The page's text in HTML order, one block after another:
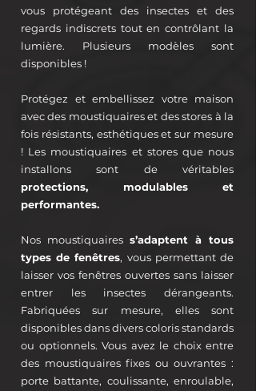
vous protégeant des insectes et des
regards indiscrets tout en contrôlant la
lumière. Plusieurs modèles sont
disponibles !
Protégez et embellissez votre maison
avec des moustiquaires et des stores à la
fois résistants, esthétiques et sur mesure
! Les moustiquaires et stores que nous
installons sont de véritables
protections, modulables et
performantes.
Nos moustiquaires s’adaptent à tous
types de fenêtres, vous permettant de
laisser vos fenêtres ouvertes sans laisser
entrer les insectes dérangeants.
Fabriquées sur mesure, elles sont
disponibles dans divers coloris standards
ou optionnels. Vous avez le choix entre
des moustiquaires fixes ou ouvrantes :
porte battante, coulissante, enroulable,